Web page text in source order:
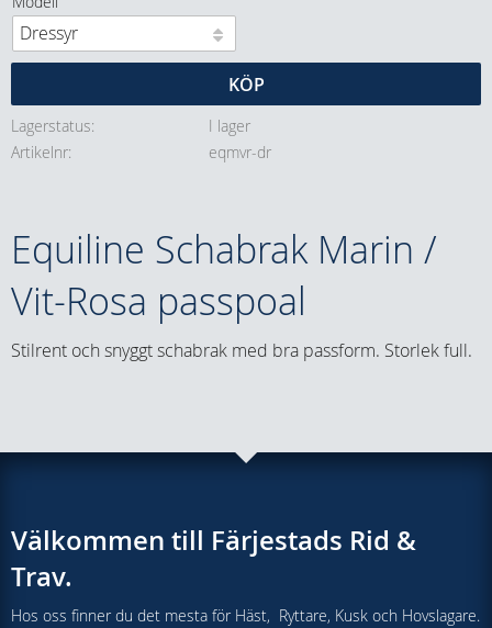
KÖP
Lagerstatus
I lager
Artikelnr
eqmvr-dr
Equiline Schabrak Marin /
Vit-Rosa passpoal
Stilrent och snyggt schabrak med bra passform. Storlek full.
Välkommen till Färjestads Rid &
Trav.
Hos oss finner du det mesta för Häst, Ryttare, Kusk och Hovslagare.